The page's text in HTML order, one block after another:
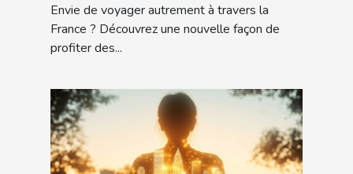
Envie de voyager autrement à travers la
France ? Découvrez une nouvelle façon de
profiter des...